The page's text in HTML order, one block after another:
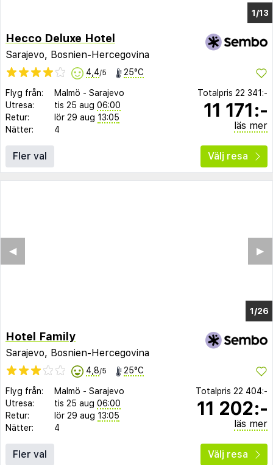
1/9
Hecco Deluxe Hotel
Sarajevo, Bosnien-Hercegovina
4,4/5 25°C
Flyg från: Malmö - Sarajevo
Utresa:
tis 25 aug 06:00
Retur:
lör 29 aug 13:05
Nätter:
4
Totalpris 22 341:-
11 171:-
läs mer
Fler val Välj resa
1/20
▶︎
◀︎
Hotel Family
Sarajevo, Bosnien-Hercegovina
4,8/5 25°C
Flyg från: Malmö - Sarajevo
Utresa:
tis 25 aug 06:00
Retur:
lör 29 aug 13:05
Nätter:
4
Totalpris 22 404:-
11 202:-
läs mer
Fler val Välj resa